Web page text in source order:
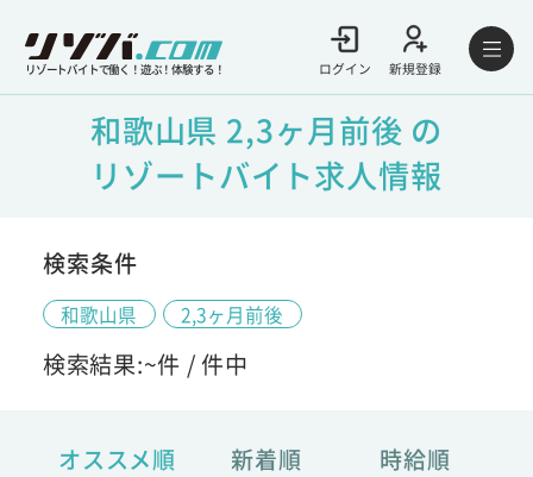
リゾートバイトで働く！遊ぶ！体験する！ ログイン 新規登録
和歌山県 2,3ヶ月前後 の
リゾートバイト求人情報
検索条件
和歌山県 2,3ヶ月前後
検索結果:~件 /件中
オススメ順 新着順 時給順